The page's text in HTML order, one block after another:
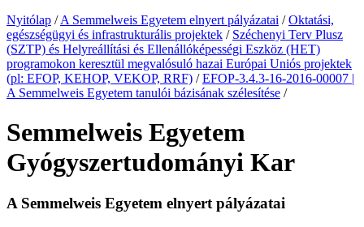
Nyitólap / A Semmelweis Egyetem elnyert pályázatai / Oktatási,
egészségügyi és infrastrukturális projektek / Széchenyi Terv Plusz
(SZTP) és Helyreállítási és Ellenállóképességi Eszköz (HET)
programokon keresztül megvalósuló hazai Európai Uniós projektek
(pl: EFOP, KEHOP, VEKOP, RRF) / EFOP-3.4.3-16-2016-00007 |
A Semmelweis Egyetem tanulói bázisának szélesítése /
Semmelweis Egyetem
Gyógyszertudományi Kar
A Semmelweis Egyetem elnyert pályázatai